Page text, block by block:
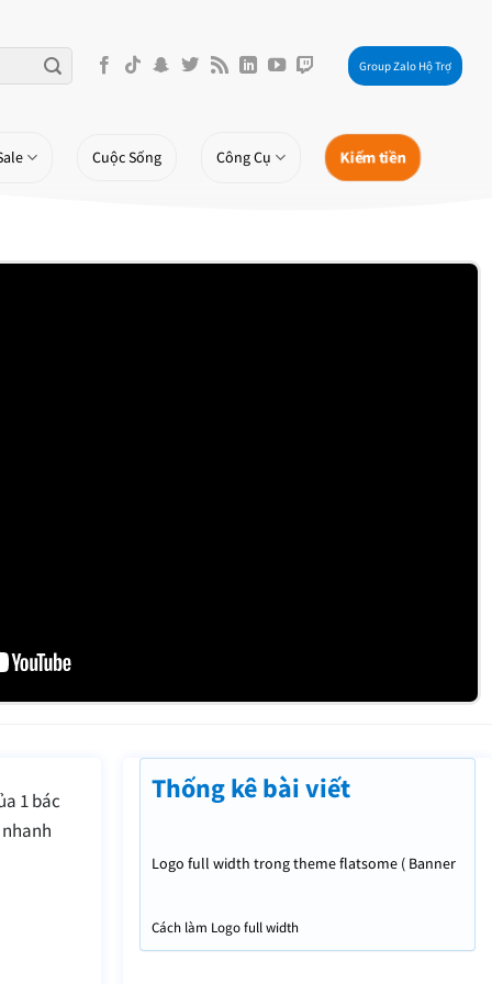
Group Zalo Hộ Trợ
Cuộc Sống Công Cụ Kiếm tiền
1 bác
Thống kê bài viết
Logo full width trong theme flatsome ( Banner
Cách làm Logo full width